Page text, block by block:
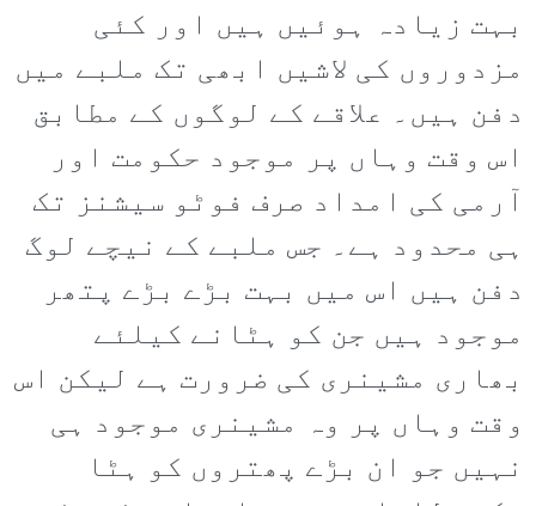
بہت زیادہ ہوئیں ہیں اور کئی
مزدوروں کی لاشیں ابھی تک ملبے میں
دفن ہیں۔ علاقے کے لوگوں کے مطابق
اس وقت وہاں پر موجود حکومت اور
آرمی کی امداد صرف فوٹو سیشنز تک
ہی محدود ہے۔ جس ملبے کے نیچے لوگ
دفن ہیں اس میں بہت بڑے بڑے پتھر
موجود ہیں جن کو ہٹانے کیلئے
بھاری مشینری کی ضرورت ہے لیکن اس
وقت وہاں پر وہ مشینری موجود ہی
نہیں جو ان بڑے پھتروں کو ہٹا